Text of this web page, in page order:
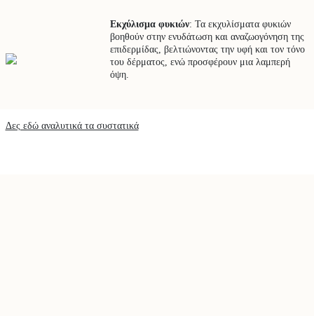
Εκχύλισμα φυκιών: Τα εκχυλίσματα φυκιών
βοηθούν στην ενυδάτωση και αναζωογόνηση της
επιδερμίδας, βελτιώνοντας την υφή και τον τόνο
του δέρματος, ενώ προσφέρουν μια λαμπερή
όψη.
Δες εδώ αναλυτικά τα συστατικά